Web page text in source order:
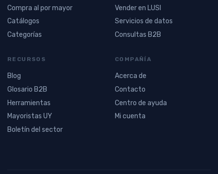
Compra al por mayor
Catálogos
Categorías
Vender en LUSI
Servicios de datos
Consultas B2B
RECURSOS
Blog
Glosario B2B
Herramientas
Mayoristas UY
Boletín del sector
COMPAÑÍA
Acerca de
Contacto
Centro de ayuda
Mi cuenta